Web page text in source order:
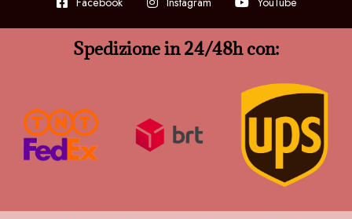
Spedizione in 24/48h con: